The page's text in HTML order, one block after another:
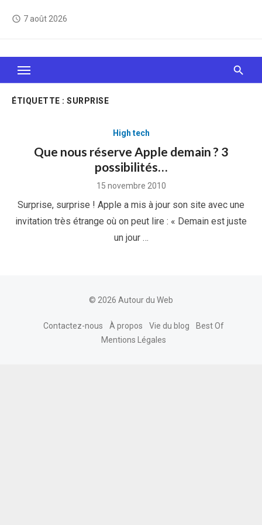
access_time 7 août 2026
Le Web, c'est comme une boîte de chocolats… On
sait jamais sur quoi on va tomber !
ÉTIQUETTE : SURPRISE
High tech
Que nous réserve Apple demain ? 3
possibilités…
Posted
15 novembre 2010
Surprise, surprise ! Apple a mis à jour son site avec une
invitation très étrange où on peut lire : « Demain est juste
un jour …
© 2026 Autour du Web
Contactez-nous À propos Vie du blog
Best Of
Mentions Légales